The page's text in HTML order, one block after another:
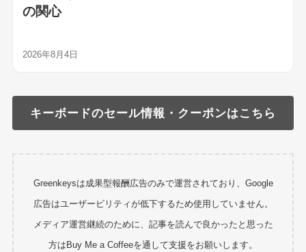
の関心
2026年8月4日
キーボードのセール情報・クーポンはこちら
Greenkeysは成果型報酬広告のみで運営されており、Google
広告はユーザービリティが低下するため使用していません。
メディア運営継続のために、記事を読んで良かったと思った
方はBuy Me a Coffeeを通して支援をお願いします。